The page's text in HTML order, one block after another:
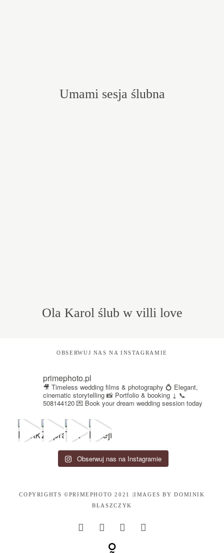
Umami sesja ślubna
Ola Karol ślub w villi love
OBSERWUJ NAS NA INSTAGRAMIE
primephoto.pl
🎥 Timeless wedding films & photography 💍 Elegant,
cinematic storytelling📸 Portfolio & booking ↓ 📞
508144120💌 Book your dream wedding session today
Obserwuj nas na Instagramie
COPYRIGHTS ©PRIMEPHOTO 2021 |IMAGES BYDOMINIK
BŁASZCZYK